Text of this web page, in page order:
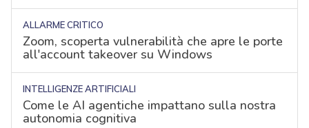
ALLARME CRITICO
Zoom, scoperta vulnerabilità che apre le porte
all'account takeover su Windows
INTELLIGENZE ARTIFICIALI
Come le AI agentiche impattano sulla nostra
autonomia cognitiva